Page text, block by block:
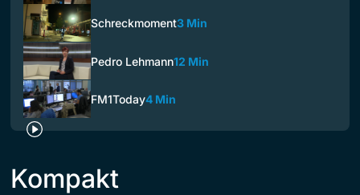
Schreckmoment3 Min
Pedro Lehmann12 Min
FM1Today4 Min
Kompakt